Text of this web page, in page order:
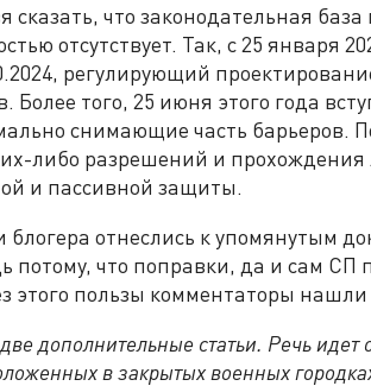
сказать, что законодательная
отсутствует. Так, с 25 января
регулирующий
Более того, 25 июня этого года
снимающие часть барьеров.
либо разрешений и
и пассивной защиты.
блогера отнеслись к упомянутым
потому, что поправки, да и сам
этого пользы комментаторы нашли
дополнительные статьи. Речь
в закрытых военных